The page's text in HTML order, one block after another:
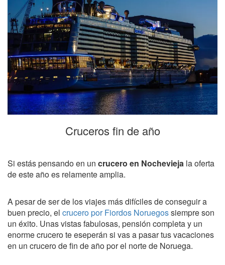
Cruceros fin de año
Si estás pensando en un crucero en Nochevieja la oferta
de este año es relamente amplia.
A pesar de ser de los viajes más difíciles de conseguir a
buen precio, el crucero por Fiordos Noruegossiempre son
un éxito. Unas vistas fabulosas, pensión completa y un
enorme crucero te eseperán si vas a pasar tus vacaciones
en un crucero de fin de año por el norte de Noruega.